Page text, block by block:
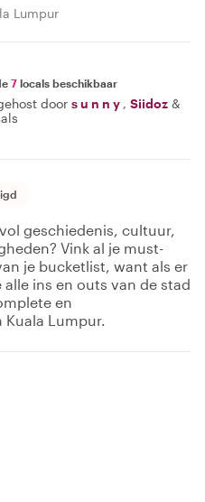
Lumpur
7 locals beschikbaar
door s u n n y , Siidoz &
geschiedenis, cultuur,
Vink al je must-
je bucketlist, want als er
ins en outs van de stad
en
Lumpur.